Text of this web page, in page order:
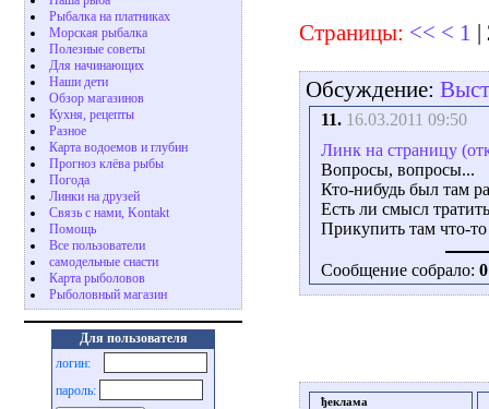
Рыбалка на платниках
Морская рыбалка
Полезные советы
Для начинающих
Наши дети
Обзор магазинов
Кухня, рецепты
Разное
Карта водоемов и глубин
Прогноз клёва рыбы
Погода
Линки на друзей
Связь с нами, Kontakt
Помощь
Все пользователи
самодельные снасти
Карта рыболовов
Рыболовный магазин
Для пользователя
логин:
пароль:
Страницы: << < 1
Обсуждение:
11. 16.03.2011 09:50
Линк на страницу
Вопросы, вопросы...
Кто-нибудь был там
Есть ли смысл
Прикупить там что-
Сообщение собрало: 0
ђеклама